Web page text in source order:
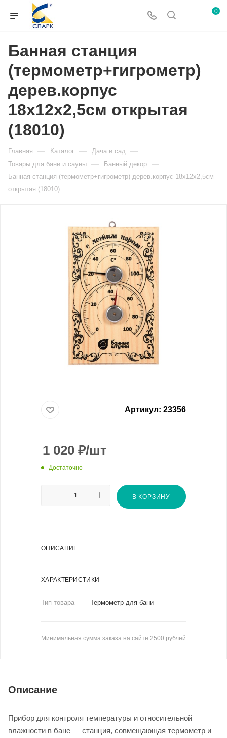
0
Банная станция
(термометр+гигрометр)
дерев.корпус
18х12х2,5см открытая
(18010)
Главная — Каталог — Дача и сад —
Товары для бани и сауны — Банный декор —
Банная станция (термометр+гигрометр) дерев.корпус 18х12х2,5см
открытая (18010)
Артикул: 23356
1 020 ₽/шт
Достаточно
В КОРЗИНУ
ОПИСАНИЕ
ХАРАКТЕРИСТИКИ
Тип товара — Термометр для бани
Минимальная сумма заказа на сайте 2500 рублей
Описание
Прибор для контроля температуры и относительной
влажности в бане — станция, совмещающая термометр и